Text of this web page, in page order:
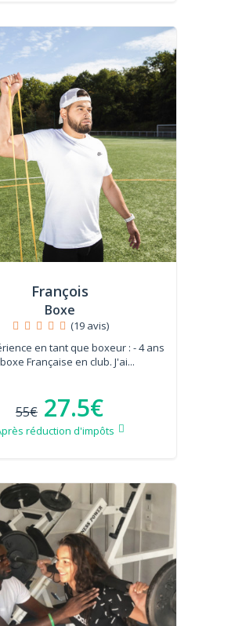
François
Boxe
(19 avis)
en tant que boxeur : - 4 ans
Française en club. J'ai...
55€ 27.5€
réduction d'impôts